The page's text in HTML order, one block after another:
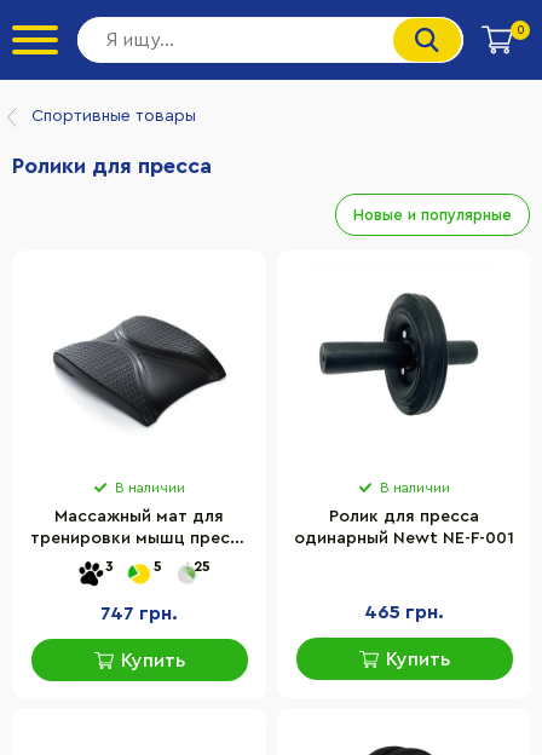
0
Спортивные товары
Ролики для пресса
Новые и популярные
В наличии
Массажный мат для
тренировки мышц пресса
Bambi MS 3537, 31 x 35,5 x
6,5 см
3 5 25
747 грн.
Купить
В наличии
Ролик для пресса
одинарный Newt NE-F-001
465 грн.
Купить